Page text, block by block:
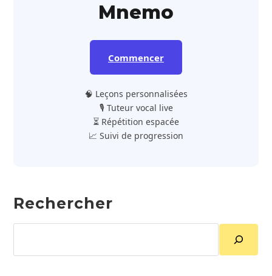
Mnemo
Commencer
🧠 Leçons personnalisées
🎙️ Tuteur vocal live
⏳ Répétition espacée
📈 Suivi de progression
Rechercher